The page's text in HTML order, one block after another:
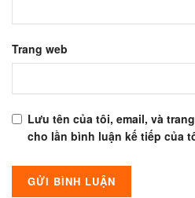
Trang web
Lưu tên của tôi, email, và
cho lần bình luận kế tiếp của